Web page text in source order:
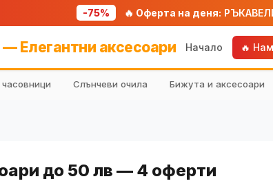
-75% 🔥 Оферта на деня:
Елегантни аксесоари Начало 🔥
Слънчеви очила Бижута и аксесоари
до 50 лв — 4 оферти